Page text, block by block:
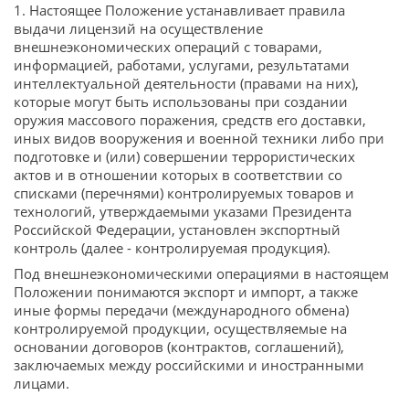
1. Настоящее Положение устанавливает правила
выдачи лицензий на осуществление
внешнеэкономических операций с товарами,
информацией, работами, услугами, результатами
интеллектуальной деятельности (правами на них),
которые могут быть использованы при создании
оружия массового поражения, средств его доставки,
иных видов вооружения и военной техники либо при
подготовке и (или) совершении террористических
актов и в отношении которых в соответствии со
списками (перечнями) контролируемых товаров и
технологий, утверждаемыми указами Президента
Российской Федерации, установлен экспортный
контроль (далее - контролируемая продукция).
Под внешнеэкономическими операциями в настоящем
Положении понимаются экспорт и импорт, а также
иные формы передачи (международного обмена)
контролируемой продукции, осуществляемые на
основании договоров (контрактов, соглашений),
заключаемых между российскими и иностранными
лицами.